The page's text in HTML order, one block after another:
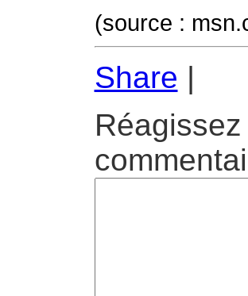
(source :
Share |